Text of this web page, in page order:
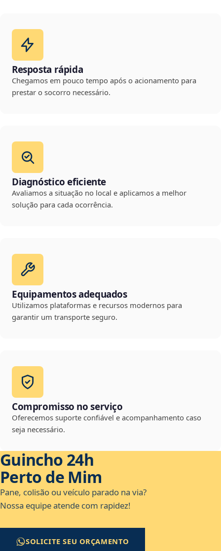
Resposta rápida
Chegamos em pouco tempo após o acionamento para
prestar o socorro necessário.
Diagnóstico eficiente
Avaliamos a situação no local e aplicamos a melhor
solução para cada ocorrência.
Equipamentos adequados
Utilizamos plataformas e recursos modernos para
garantir um transporte seguro.
Compromisso no serviço
Oferecemos suporte confiável e acompanhamento caso
seja necessário.
Guincho 24h
Perto de Mim
Pane, colisão ou veículo parado na via?
Nossa equipe atende com rapidez!
SOLICITE SEU ORÇAMENTO